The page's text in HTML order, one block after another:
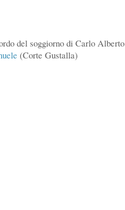
del soggiorno di Carlo Alberto
(Corte Gustalla)